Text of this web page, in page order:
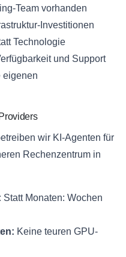
Team vorhanden
Investitionen
Technologie
und Support
eigenen
wir KI-Agenten für
Rechenzentrum in
Statt Monaten: Wochen
Keine teuren GPU-